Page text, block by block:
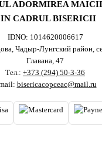
ADORMIREA
CADRUL BISERICII
IDNO: 1014620006617
Чадыр-Лунгский район,
Главана, 47
Тел.: +373 (294) 50-3-36
bisericacopceac@mail.ru